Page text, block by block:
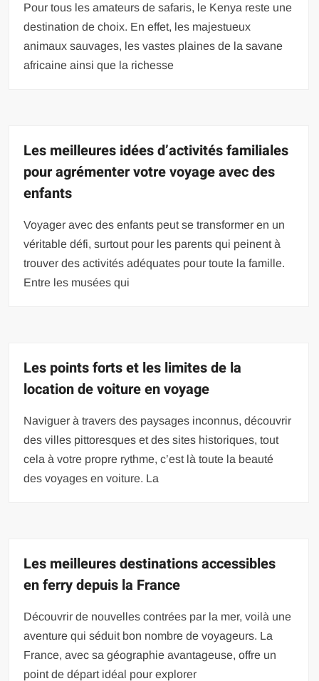
Pour tous les amateurs de safaris, le Kenya reste une
destination de choix. En effet, les majestueux
animaux sauvages, les vastes plaines de la savane
africaine ainsi que la richesse
Les meilleures idées d’activités familiales
pour agrémenter votre voyage avec des
enfants
Voyager avec des enfants peut se transformer en un
véritable défi, surtout pour les parents qui peinent à
trouver des activités adéquates pour toute la famille.
Entre les musées qui
Les points forts et les limites de la
location de voiture en voyage
Naviguer à travers des paysages inconnus, découvrir
des villes pittoresques et des sites historiques, tout
cela à votre propre rythme, c’est là toute la beauté
des voyages en voiture. La
Les meilleures destinations accessibles
en ferry depuis la France
Découvrir de nouvelles contrées par la mer, voilà une
aventure qui séduit bon nombre de voyageurs. La
France, avec sa géographie avantageuse, offre un
point de départ idéal pour explorer